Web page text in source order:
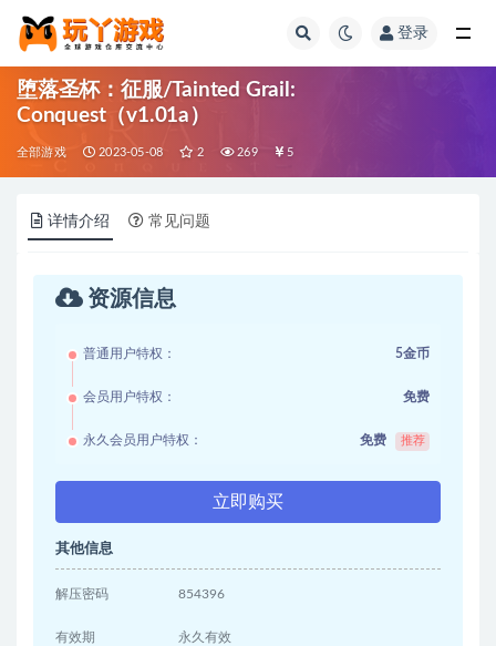
登录
堕落圣杯：征服/Tainted Grail:
Conquest（v1.01a）
全部游戏 2023-05-08 2 269 5
详情介绍 常见问题
资源信息
普通用户特权： 5金币
会员用户特权： 免费
永久会员用户特权： 免费 推荐
立即购买
其他信息
解压密码 854396
有效期 永久有效